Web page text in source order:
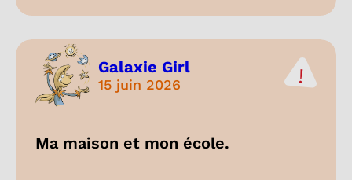
Galaxie Girl
15 juin 2026
Ma maison et mon école.